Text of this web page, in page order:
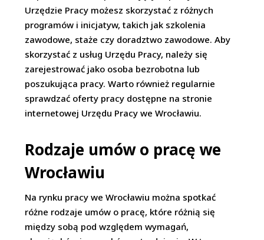
Urzędzie Pracy możesz skorzystać z różnych
programów i inicjatyw, takich jak szkolenia
zawodowe, staże czy doradztwo zawodowe. Aby
skorzystać z usług Urzędu Pracy, należy się
zarejestrować jako osoba bezrobotna lub
poszukująca pracy. Warto również regularnie
sprawdzać oferty pracy dostępne na stronie
internetowej Urzędu Pracy we Wrocławiu.
Rodzaje umów o pracę we
Wrocławiu
Na rynku pracy we Wrocławiu można spotkać
różne rodzaje umów o pracę, które różnią się
między sobą pod względem wymagań,